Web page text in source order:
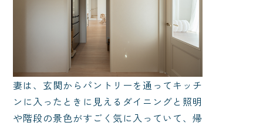
妻は、玄関からパントリーを通ってキッチ
ンに入ったときに見えるダイニングと照明
や階段の景色がすごく気に入っていて、帰